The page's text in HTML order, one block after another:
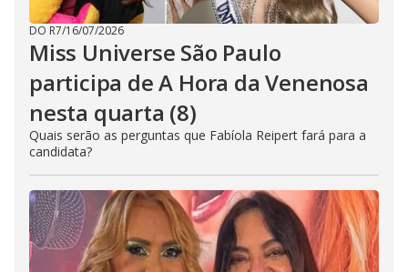
DO R7/16/07/2026
Miss Universe São Paulo
participa de A Hora da Venenosa
nesta quarta (8)
Quais serão as perguntas que Fabíola Reipert fará para a
candidata?